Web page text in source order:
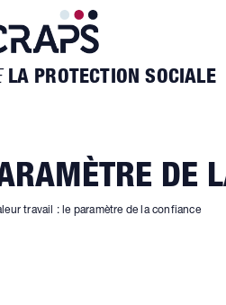
LA PROTECTION SOCIALE
DE
travail : le paramètre de la confiance